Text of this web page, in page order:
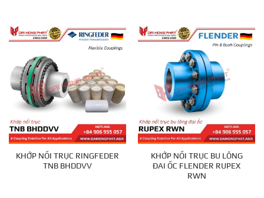
KHỚP NỐI TRỤC RINGFEDER
TNB BHDDVV
KHỚP NỐI TRỤC BU LÔNG
ĐAI ỐC FLENDER RUPEX
RWN